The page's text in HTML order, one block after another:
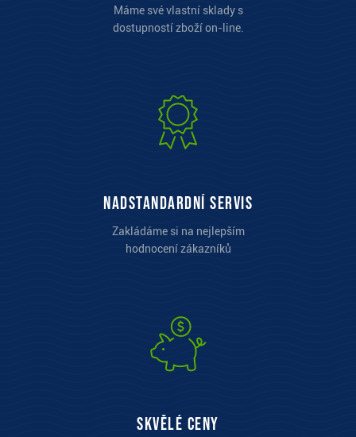
Máme své vlastní sklady s
dostupností zboží on-line.
Nadstandardní servis
Zakládáme si na nejlepším
hodnocení zákazníků
Skvělé ceny